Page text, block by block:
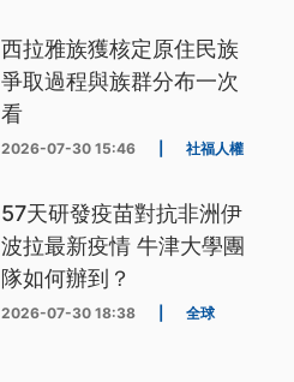
西拉雅族獲核定原住民族
爭取過程與族群分布一次
看
2026-07-30 15:46 社福人權
57天研發疫苗對抗非洲伊
波拉最新疫情 牛津大學團
隊如何辦到？
2026-07-30 18:38 全球